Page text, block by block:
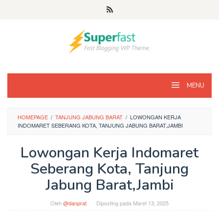
MENU
HOMEPAGE / TANJUNG JABUNG BARAT / LOWONGAN KERJA
INDOMARET SEBERANG KOTA, TANJUNG JABUNG BARAT,JAMBI
Lowongan Kerja Indomaret
Seberang Kota, Tanjung
Jabung Barat,Jambi
Oleh@danprat Diposting pada Maret 13, 2025